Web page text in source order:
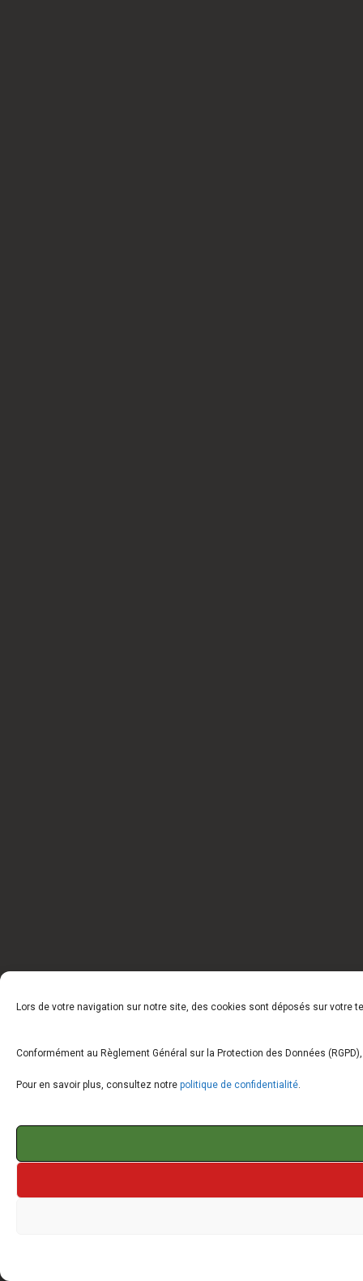
Lors de votre navigation sur notre site, des cookies sont déposés sur votre
Conformément au Règlement Général sur la Protection des Données
Pour en savoir plus, consultez notre politique de confidentialité.